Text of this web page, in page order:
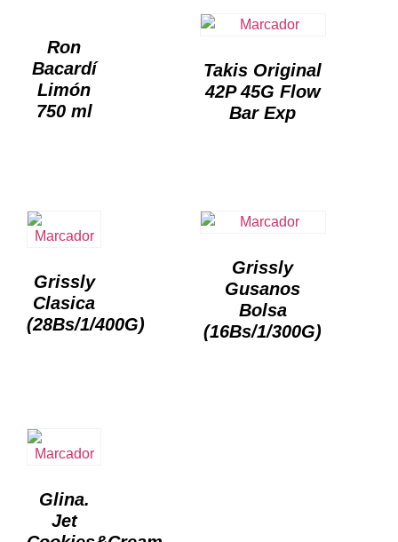
Ron
Bacardí
Limón
750 ml
Takis Original
42P 45G Flow
Bar Exp
Grissly
Clasica
(28Bs/1/400G)
Grissly
Gusanos
Bolsa
(16Bs/1/300G)
Glina.
Jet